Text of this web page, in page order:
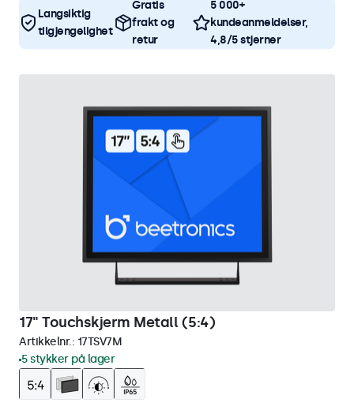
Langsiktig
tilgjengelighet
Gratis
frakt og
retur
5 000+
kundeanmeldelser,
4,8/5 stjerner
17" Touchskjerm Metall (5:4)
Artikkelnr.: 17TSV7M
5 stykker på lager